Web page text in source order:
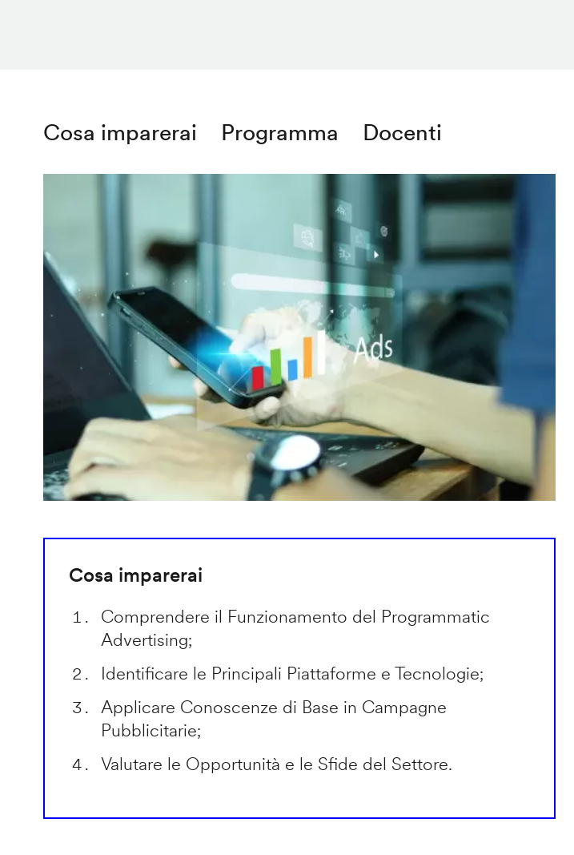
Cosa imparerai Programma Docenti
Cosa imparerai
Comprendere il Funzionamento del Programmatic
Advertising;
Identificare le Principali Piattaforme e Tecnologie;
Applicare Conoscenze di Base in Campagne
Pubblicitarie;
Valutare le Opportunità e le Sfide del Settore.